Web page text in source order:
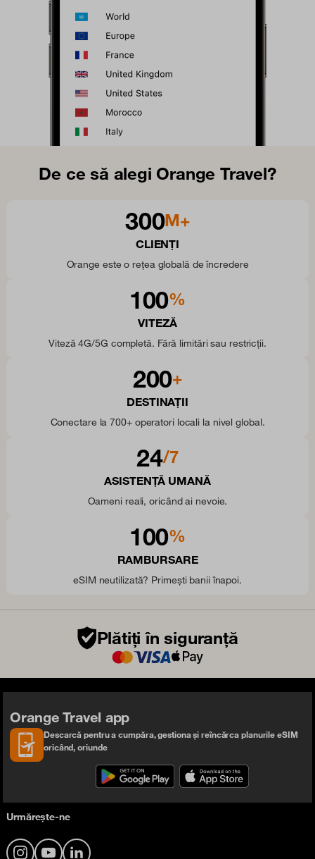
De ce să alegi Orange Travel?
300M+
CLIENȚI
Orange este o rețea globală de încredere
100%
VITEZĂ
Viteză 4G/5G completă. Fără limitări sau restricții.
200+
DESTINAȚII
Conectare la 700+ operatori locali la nivel global.
24/7
ASISTENȚĂ UMANĂ
Oameni reali, oricând ai nevoie.
100%
RAMBURSARE
eSIM neutilizată? Primești banii înapoi.
Plătiți în siguranță
Orange Travel app
Descarcă pentru a cumpăra, gestiona și reîncărca planurile eSIM
oricând, oriunde
Urmărește-ne